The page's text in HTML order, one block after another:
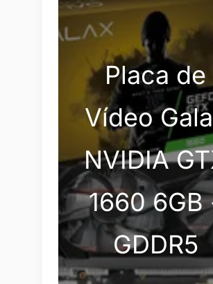
Placa de
Vídeo
NVIDIA
1660 6GB
GDDR5